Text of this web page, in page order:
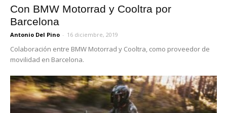
Con BMW Motorrad y Cooltra por
Barcelona
Antonio Del Pino - 16 diciembre, 2019
Colaboración entre BMW Motorrad y Cooltra, como proveedor de
movilidad en Barcelona.